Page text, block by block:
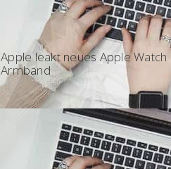
12:40 - Featured
Apple leakt neues Apple Watch
Armband